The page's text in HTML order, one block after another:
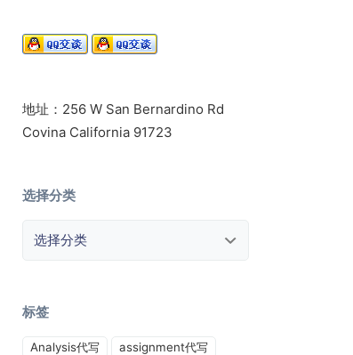
地址：256 W San Bernardino Rd
Covina California 91723
选择分类
标签
Analysis代写
assignment代写